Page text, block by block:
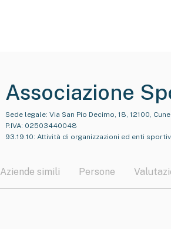
Associazione
Sede legale: Via San Pio Decimo, 18, 12100,
P.IVA: 02503440048
93.19.10: Attività di organizzazioni ed enti
Aziende simili Persone